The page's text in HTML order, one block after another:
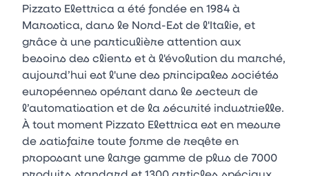
Pizzato Elettrica a été fondée en 1984 à
Marostica, dans le Nord-Est de l'Italie, et
grâce à une particulière attention aux
besoins des clients et à l'évolution du marché,
aujourd’hui est l'une des principales sociétés
européennes opérant dans le secteur de
l’automatisation et de la sécurité industrielle.
À tout moment Pizzato Elettrica est en mesure
de satisfaire toute forme de reqête en
proposant une large gamme de plus de 7000